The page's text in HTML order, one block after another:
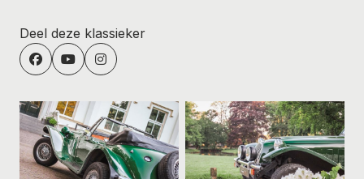
Deel deze klassieker